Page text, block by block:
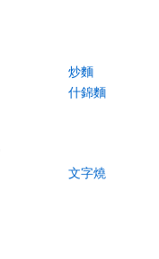
炒麵
什錦麵
文字燒